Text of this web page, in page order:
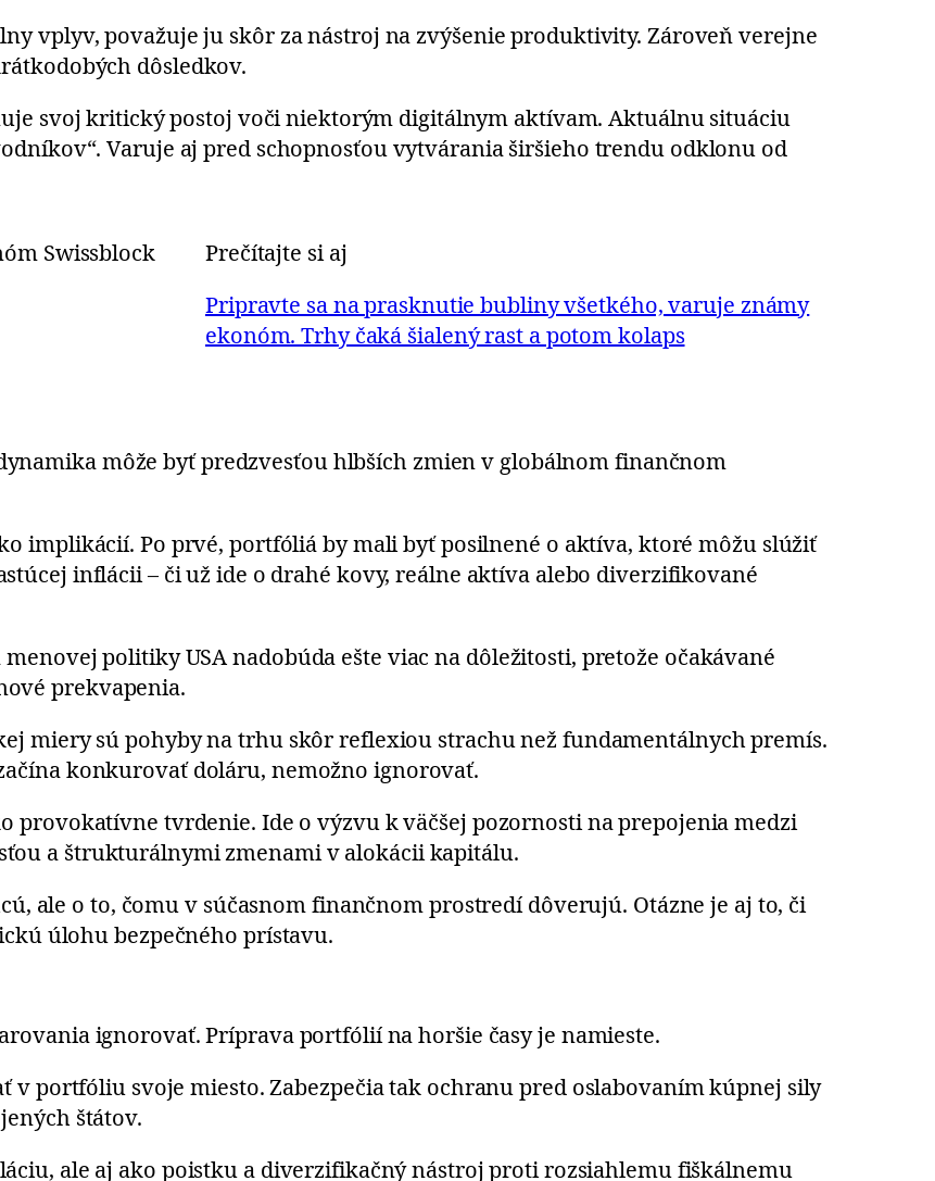
vplyv, považuje ju skôr za nástroj na zvýšenie produktivity. Zároveň verejne
dôsledkov.
svoj kritický postoj voči niektorým digitálnym aktívam. Aktuálnu situáciu
Varuje aj pred schopnosťou vytvárania širšieho trendu odklonu od
Prečítajte si aj
Pripravte sa na prasknutie bubliny všetkého, varuje známy
ekonóm. Trhy čaká šialený rast a potom kolaps
môže byť predzvesťou hlbších zmien v globálnom finančnom
implikácií. Po prvé, portfóliá by mali byť posilnené o aktíva, ktoré môžu slúžiť
inflácii – či už ide o drahé kovy, reálne aktíva alebo diverzifikované
politiky USA nadobúda ešte viac na dôležitosti, pretože očakávané
prekvapenia.
miery sú pohyby na trhu skôr reflexiou strachu než fundamentálnych premís.
konkurovať doláru, nemožno ignorovať.
provokatívne tvrdenie. Ide o výzvu k väčšej pozornosti na prepojenia medzi
a štrukturálnymi zmenami v alokácii kapitálu.
ale o to, čomu v súčasnom finančnom prostredí dôverujú. Otázne je aj to, či
úlohu bezpečného prístavu.
ignorovať. Príprava portfólií na horšie časy je namieste.
v portfóliu svoje miesto. Zabezpečia tak ochranu pred oslabovaním kúpnej sily
štátov.
ale aj ako poistku a diverzifikačný nástroj proti rozsiahlemu fiškálnemu